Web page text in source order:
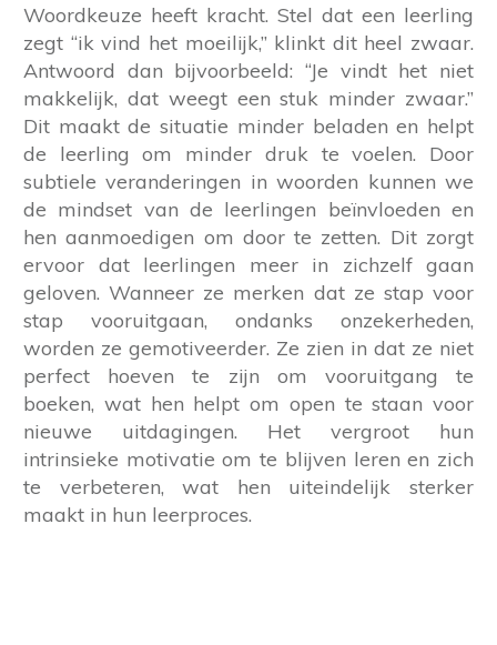
Woordkeuze heeft kracht. Stel dat een leerling
zegt “ik vind het moeilijk,” klinkt dit heel zwaar.
Antwoord dan bijvoorbeeld: “Je vindt het niet
makkelijk, dat weegt een stuk minder zwaar.”
Dit maakt de situatie minder beladen en helpt
de leerling om minder druk te voelen. Door
subtiele veranderingen in woorden kunnen we
de mindset van de leerlingen beïnvloeden en
hen aanmoedigen om door te zetten. Dit zorgt
ervoor dat leerlingen meer in zichzelf gaan
geloven. Wanneer ze merken dat ze stap voor
stap vooruitgaan, ondanks onzekerheden,
worden ze gemotiveerder. Ze zien in dat ze niet
perfect hoeven te zijn om vooruitgang te
boeken, wat hen helpt om open te staan voor
nieuwe uitdagingen. Het vergroot hun
intrinsieke motivatie om te blijven leren en zich
te verbeteren, wat hen uiteindelijk sterker
maakt in hun leerproces.